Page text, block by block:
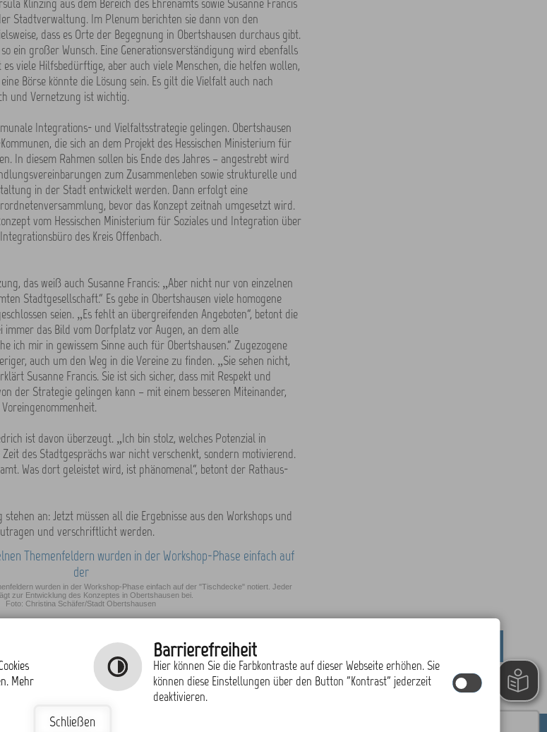
Klinzing aus dem Bereich des Ehrenamts sowie Susanne Francis
Stadtverwaltung. Im Plenum berichten sie dann von den
dass es Orte der Begegnung in Obertshausen durchaus gibt.
ein großer Wunsch. Eine Generationsverständigung wird ebenfalls
viele Hilfsbedürftige, aber auch viele Menschen, die helfen wollen,
Börse könnte die Lösung sein. Es gilt die Vielfalt auch nach
und Vernetzung ist wichtig.
Integrations- und Vielfaltsstrategie gelingen. Obertshausen
die sich an dem Projekt des Hessischen Ministerium für
In diesem Rahmen sollen bis Ende des Jahres – angestrebt wird
zum Zusammenleben sowie strukturelle und
in der Stadt entwickelt werden. Dann erfolgt eine
bevor das Konzept zeitnah umgesetzt wird.
vom Hessischen Ministerium für Soziales und Integration über
des Kreis Offenbach.
das weiß auch Susanne Francis: „Aber nicht nur von einzelnen
Stadtgesellschaft.“ Es gebe in Obertshausen viele homogene
seien. „Es fehlt an übergreifenden Angeboten“, betont die
immer das Bild vom Dorfplatz vor Augen, an dem alle
ich mir in gewissem Sinne auch für Obertshausen.“ Zugezogene
auch um den Weg in die Vereine zu finden. „Sie sehen nicht,
Susanne Francis. Sie ist sich sicher, dass mit Respekt und
der Strategie gelingen kann – mit einem besseren Miteinander,
ist davon überzeugt. „Ich bin stolz, welches Potenzial in
des Stadtgesprächs war nicht verschenkt, sondern motivierend.
Was dort geleistet wird, ist phänomenal“, betont der Rathaus-
an: Jetzt müssen all die Ergebnisse aus den Workshops und
und verschriftlicht werden.
wurden in der Workshop-Phase einfach auf der "Tischdecke" notiert. Jeder
zur Entwicklung des Konzeptes in Obertshausen bei.
Foto: Christina Schäfer/Stadt Obertshausen
Mehr
Barrierefreiheit
Hier können Sie die Farbkontraste auf dieser Webseite erhöhen. Sie
können diese Einstellungen über den Button "Kontrast" jederzeit
deaktivieren.
Schließen